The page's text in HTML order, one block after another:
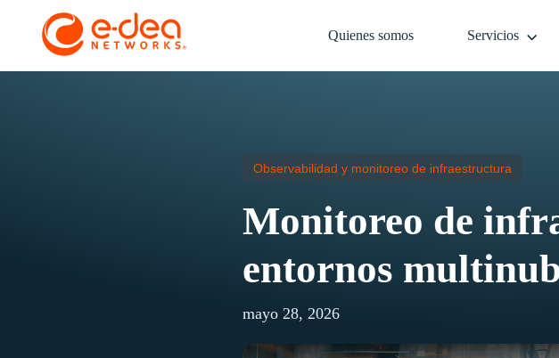
Quienes somos Servicios
Observabilidad y monitoreo de infraestructura
Monitoreo de
entornos
mayo 28, 2026